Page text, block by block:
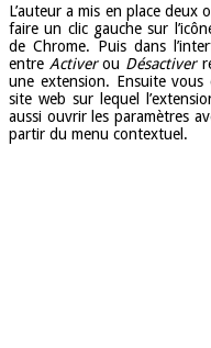
L’auteur a mis en place
faire un clic gauche sur
de Chrome. Puis dans
entre Activerou Désactiver
une extension. Ensuite vous
site web sur lequel
aussi ouvrir les paramètres
partir du menu contextuel.